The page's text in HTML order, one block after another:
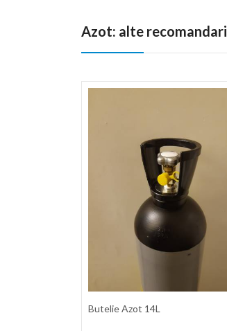
Azot: alte recomandari
Butelie Azot 14L